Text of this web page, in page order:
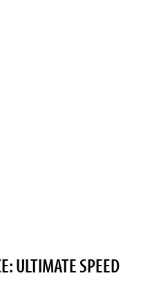
ULTIMATE SPEED